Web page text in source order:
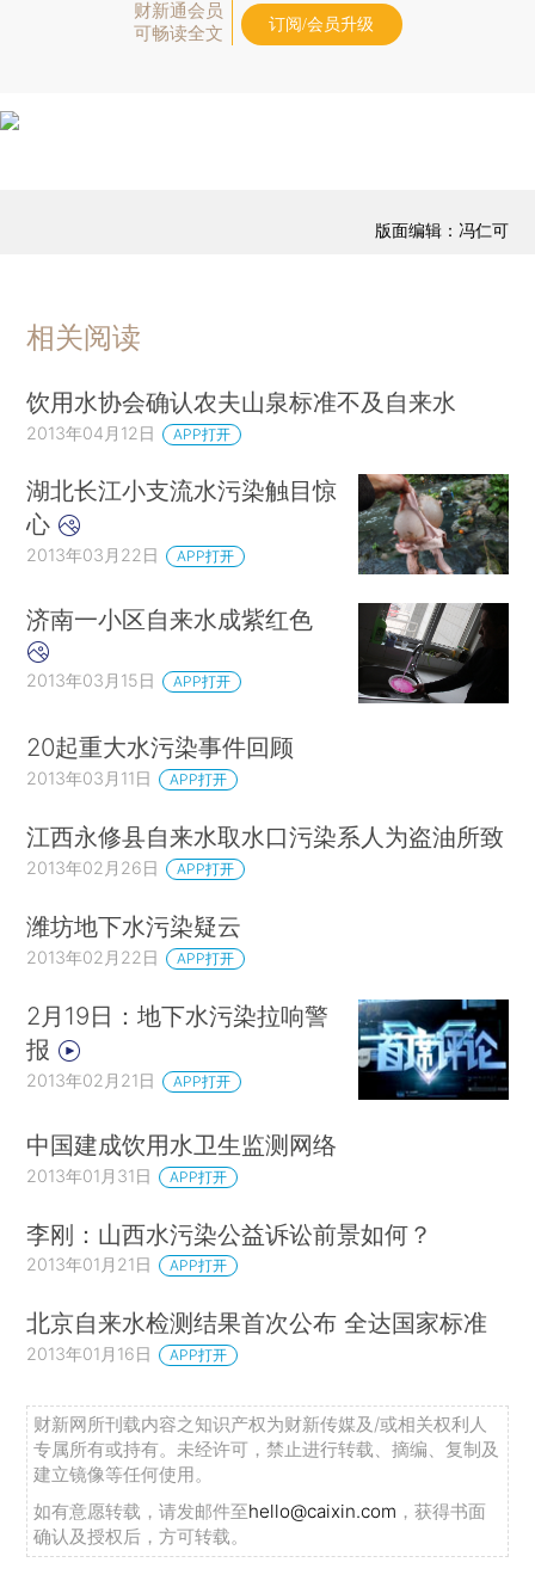
财新通会员
可畅读全文
订阅/会员升级
版面编辑：冯仁可
相关阅读
饮用水协会确认农夫山泉标准不及自来水
2013年04月12日 APP打开
湖北长江小支流水污染触目惊
心
2013年03月22日 APP打开
济南一小区自来水成紫红色
2013年03月15日 APP打开
20起重大水污染事件回顾
2013年03月11日 APP打开
江西永修县自来水取水口污染系人为盗油所致
2013年02月26日 APP打开
潍坊地下水污染疑云
2013年02月22日 APP打开
2月19日：地下水污染拉响警
报
2013年02月21日 APP打开
中国建成饮用水卫生监测网络
2013年01月31日 APP打开
李刚：山西水污染公益诉讼前景如何？
2013年01月21日 APP打开
北京自来水检测结果首次公布 全达国家标准
2013年01月16日 APP打开
财新网所刊载内容之知识产权为财新传媒及/或相关权利人
专属所有或持有。未经许可，禁止进行转载、摘编、复制及
建立镜像等任何使用。
如有意愿转载，请发邮件至hello@caixin.com ，获得书面
确认及授权后，方可转载。